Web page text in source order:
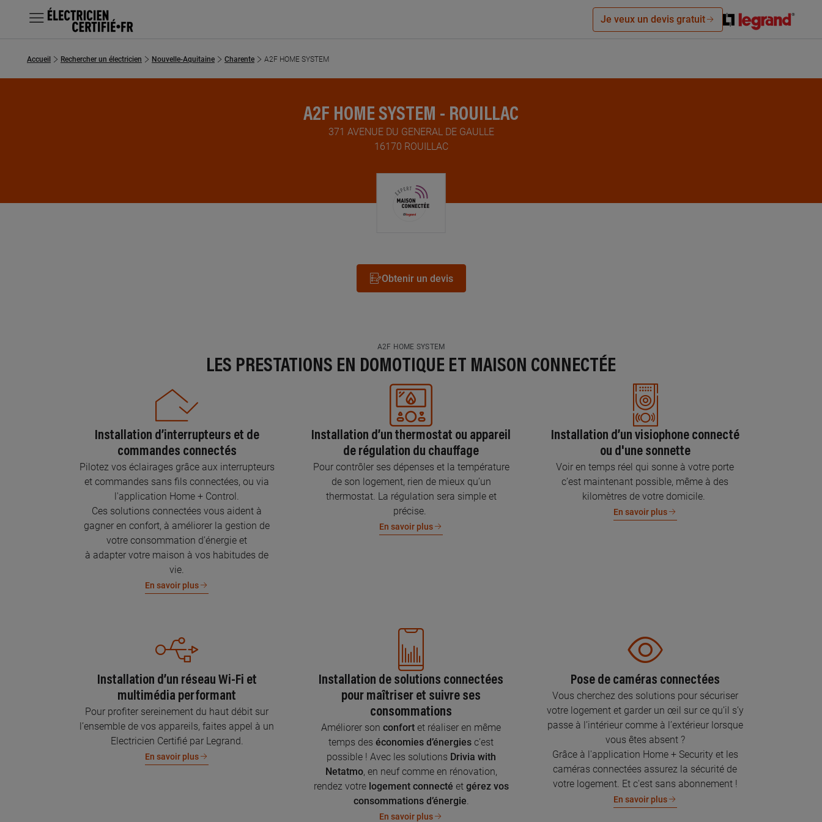
MENU
Chercher un électricien
Je veux un devis gratuit
Accueil Rechercher un électricien Nouvelle-Aquitaine Charente A2F HOME SYSTEM
A2F HOME SYSTEM - ROUILLAC
371 AVENUE DU GENERAL DE GAULLE
16170 ROUILLAC
Obtenir un devis
A2F HOME SYSTEM
LES PRESTATIONS EN DOMOTIQUE ET MAISON CONNECTÉE
Installation d’interrupteurs et de
commandes connectés
Pilotez vos éclairages grâce aux interrupteurs
et commandes sans fils connectées, ou via
l'application Home + Control.
Ces solutions connectées vous aident à
gagner en confort, à améliorer la gestion de
votre consommation d’énergie et
à adapter votre maison à vos habitudes de
vie.
En savoir plus
Installation d’un thermostat ou appareil
de régulation du chauffage
Pour contrôler ses dépenses et la température
de son logement, rien de mieux qu’un
thermostat. La régulation sera simple et
précise.
En savoir plus
Installation d’un visiophone connecté
ou d'une sonnette
Voir en temps réel qui sonne à votre porte
c’est maintenant possible, même à des
kilomètres de votre domicile.
En savoir plus
Installation d’un réseau Wi-Fi et
multimédia performant
Pour profiter sereinement du haut débit sur
l’ensemble de vos appareils, faites appel à un
Electricien Certifié par Legrand.
En savoir plus
Installation de solutions connectées
pour maîtriser et suivre ses
consommations
Améliorer son confort et réaliser en même
temps des économies d’énergies c’est
possible ! Avec les solutions Drivia with
Netatmo, en neuf comme en rénovation,
rendez votre logement connecté et gérez vos
consommations d’énergie.
En savoir plus
Pose de caméras connectées
Vous cherchez des solutions pour sécuriser
votre logement et garder un œil sur ce qu’il s’y
passe à l’intérieur comme à l’extérieur lorsque
vous êtes absent ?
Grâce à l'application Home + Security et les
caméras connectées assurez la sécurité de
votre logement. Et c'est sans abonnement !
En savoir plus